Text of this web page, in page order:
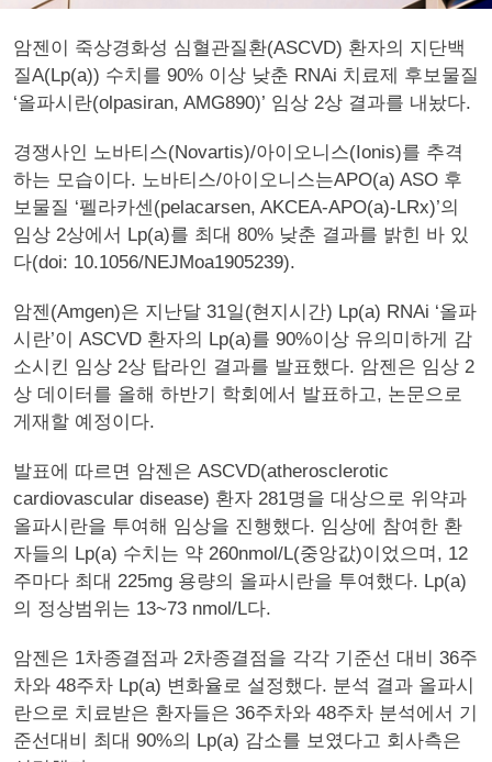
암젠이 죽상경화성 심혈관질환(ASCVD) 환자의 지단백
질A(Lp(a)) 수치를 90% 이상 낮춘 RNAi 치료제 후보물질
‘올파시란(olpasiran, AMG890)’ 임상 2상 결과를 내놨다.
경쟁사인 노바티스(Novartis)/아이오니스(Ionis)를 추격
하는 모습이다. 노바티스/아이오니스는APO(a) ASO 후
보물질 ‘펠라카센(pelacarsen, AKCEA-APO(a)-LRx)’의
임상 2상에서 Lp(a)를 최대 80% 낮춘 결과를 밝힌 바 있
다(doi: 10.1056/NEJMoa1905239).
암젠(Amgen)은 지난달 31일(현지시간) Lp(a) RNAi ‘올파
시란’이 ASCVD 환자의 Lp(a)를 90%이상 유의미하게 감
소시킨 임상 2상 탑라인 결과를 발표했다. 암젠은 임상 2
상 데이터를 올해 하반기 학회에서 발표하고, 논문으로
게재할 예정이다.
발표에 따르면 암젠은 ASCVD(atherosclerotic
cardiovascular disease) 환자 281명을 대상으로 위약과
올파시란을 투여해 임상을 진행했다. 임상에 참여한 환
자들의 Lp(a) 수치는 약 260nmol/L(중앙값)이었으며, 12
주마다 최대 225mg 용량의 올파시란을 투여했다. Lp(a)
의 정상범위는 13~73 nmol/L다.
암젠은 1차종결점과 2차종결점을 각각 기준선 대비 36주
차와 48주차 Lp(a) 변화율로 설정했다. 분석 결과 올파시
란으로 치료받은 환자들은 36주차와 48주차 분석에서 기
준선대비 최대 90%의 Lp(a) 감소를 보였다고 회사측은